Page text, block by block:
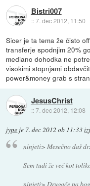
Bistri007
::7. dec 2012, 11:50
Sicer je ta tema že čisto
transferje spodnjim 20%
mediano dohodka ne
visokimi stopnjami
power&money grab s
JesusChrist
::7. dec 2012, 12:08
jype je 7. dec 2012 ob 11:33
ninjeti> Mesečno daš
Sem tudi že več kot
ninjeti> Drugače pa